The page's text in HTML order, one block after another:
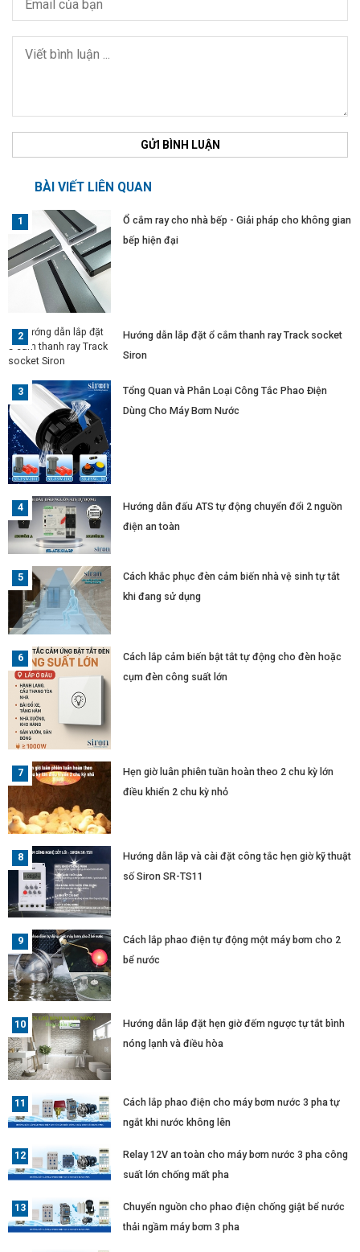
GỬI BÌNH LUẬN
BÀI VIẾT LIÊN QUAN
Ổ cắm ray cho nhà bếp - Giải pháp cho không gian
bếp hiện đại
Hướng dẫn lắp đặt ổ cắm thanh ray Track socket
Siron
Tổng Quan và Phân Loại Công Tắc Phao Điện
Dùng Cho Máy Bơm Nước
Hướng dẫn đấu ATS tự động chuyển đổi 2 nguồn
điện an toàn
Cách khắc phục đèn cảm biến nhà vệ sinh tự tắt
khi đang sử dụng
Cách lắp cảm biến bật tắt tự động cho đèn hoặc
cụm đèn công suất lớn
Hẹn giờ luân phiên tuần hoàn theo 2 chu kỳ lớn
điều khiển 2 chu kỳ nhỏ
Hướng dẫn lắp và cài đặt công tắc hẹn giờ kỹ thuật
số Siron SR-TS11
Cách lắp phao điện tự động một máy bơm cho 2
bể nước
Hướng dẫn lắp đặt hẹn giờ đếm ngược tự tắt bình
nóng lạnh và điều hòa
Cách lắp phao điện cho máy bơm nước 3 pha tự
ngắt khi nước không lên
Relay 12V an toàn cho máy bơm nước 3 pha công
suất lớn chống mất pha
Chuyển nguồn cho phao điện chống giật bể nước
thải ngầm máy bơm 3 pha